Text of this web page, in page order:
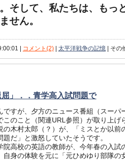
そして、私たちは、もっ
せん。
| コメント(2) | 太平洋戦争の記憶 | その
」．．青学高入試問題で
ですが、夕方のニュース番組（スーパ
このこと（関連URL参照）が取り上げ
の木村太郎（？）が、「ミスとか以前
だ」と激怒していたそうです。
院高校の英語の教師が、今年春の入試
自身の体験を元に「元ひめゆり部隊の